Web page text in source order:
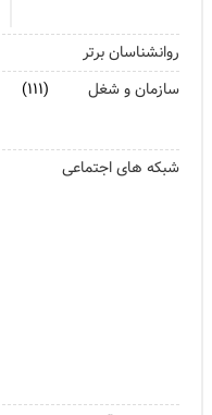
روانشناسان برتر
سازمان و شغل
(۱۱۱)
شبکه های اجتماعی